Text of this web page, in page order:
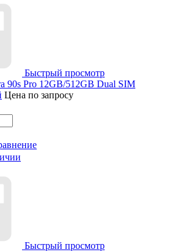
Быстрый просмотр
90s Pro 12GB/512GB Dual SIM
Цена по запросу
Быстрый просмотр